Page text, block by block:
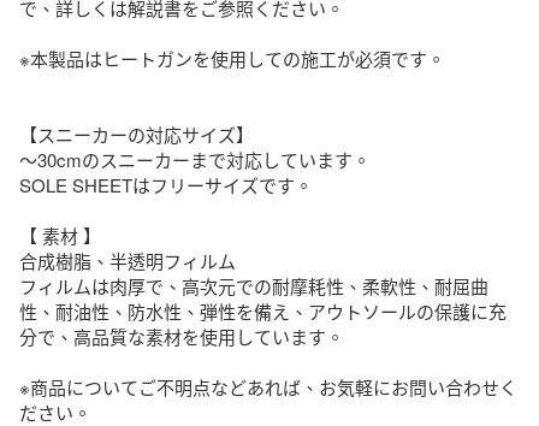
で、詳しくは解説書をご参照ください。
※本製品はヒートガンを使用しての施工が必須です。
【スニーカーの対応サイズ】
〜30cmのスニーカーまで対応しています。
SOLE SHEETはフリーサイズです。
【 素材 】
合成樹脂、半透明フィルム
フィルムは肉厚で、高次元での耐摩耗性、柔軟性、耐屈曲
性、耐油性、防水性、弾性を備え、アウトソールの保護に充
分で、高品質な素材を使用しています。
※商品についてご不明点などあれば、お気軽にお問い合わせく
ださい。